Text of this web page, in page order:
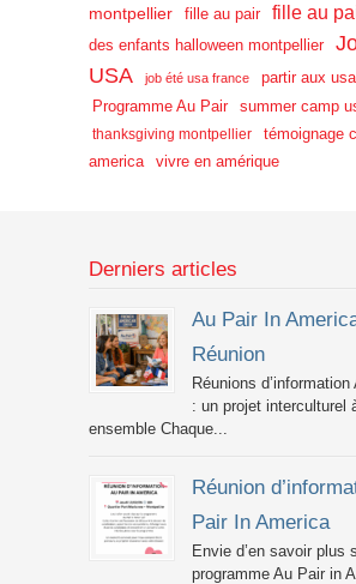
montpellier
fille au pair fille au
des enfants halloween montpellier
USA
job été usa france
partir aux
Programme Au Pair
summer camp
thanksgiving montpellier
témoignage
america
vivre en amérique
Derniers articles
Au Pair In
Réunion
Réunions
: un projet interculturel
ensemble Chaque...
Réunion
Pair In America
Envie d’en savoir plus
programme Au Pair in